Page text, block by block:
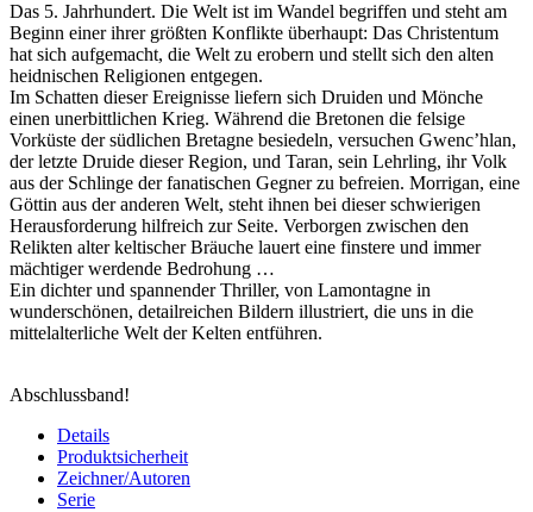
Das 5. Jahrhundert. Die Welt ist im Wandel begriffen und steht am
Beginn einer ihrer größten Konflikte überhaupt: Das Christentum
hat sich aufgemacht, die Welt zu erobern und stellt sich den alten
heidnischen Religionen entgegen.
Im Schatten dieser Ereignisse liefern sich Druiden und Mönche
einen unerbittlichen Krieg. Während die Bretonen die felsige
Vorküste der südlichen Bretagne besiedeln, versuchen Gwenc’hlan,
der letzte Druide dieser Region, und Taran, sein Lehrling, ihr Volk
aus der Schlinge der fanatischen Gegner zu befreien. Morrigan, eine
Göttin aus der anderen Welt, steht ihnen bei dieser schwierigen
Herausforderung hilfreich zur Seite. Verborgen zwischen den
Relikten alter keltischer Bräuche lauert eine finstere und immer
mächtiger werdende Bedrohung …
Ein dichter und spannender Thriller, von Lamontagne in
wunderschönen, detailreichen Bildern illustriert, die uns in die
mittelalterliche Welt der Kelten entführen.
Abschlussband!
Details
Produktsicherheit
Zeichner/Autoren
Serie